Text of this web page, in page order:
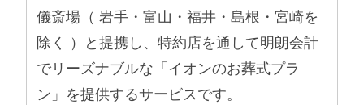
儀斎場（ 岩手・富山・福井・島根・宮崎を
除く ）と提携し、特約店を通して明朗会計
でリーズナブルな「イオンのお葬式プラ
ン」を提供するサービスです。